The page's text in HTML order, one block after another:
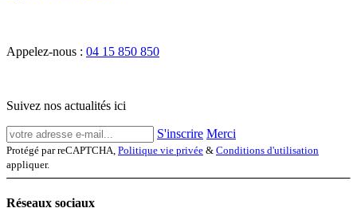
Appelez-nous : 04 15 850 850
Suivez nos actualités ici
S'inscrire Merci
Protégé par reCAPTCHA, Politique vie privée & Conditions d'utilisation
appliquer.
Réseaux sociaux